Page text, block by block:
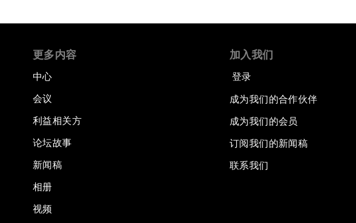
更多内容
中心
会议
利益相关方
论坛故事
新闻稿
相册
视频
加入我们
登录
成为我们的合作伙伴
成为我们的会员
订阅我们的新闻稿
联系我们